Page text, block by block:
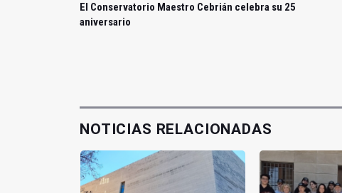
El Conservatorio Maestro Cebrián celebra su 25
aniversario
NOTICIAS RELACIONADAS